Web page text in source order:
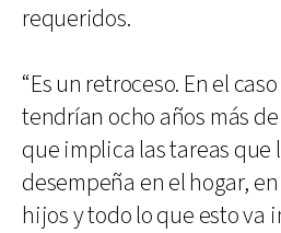
requeridos.
“Es un retroceso. En el
tendrían ocho años más
que implica las tareas que
desempeña en el hogar,
hijos y todo lo que esto va